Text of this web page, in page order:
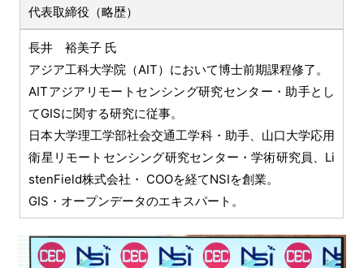
代表取締役（略歴）
長井 裕美子 氏
アジア工科大学院（AIT）において博士前期課程修了。
AITアジアリモートセンシング研究センター・助手とし
てGISに関する研究に従事。
日本大学理工学部社会交通工学科・助手、山口大学応用
衛星リモートセンシング研究センター・学術研究員、Li
stenField株式会社・ COOを経てNSIを創業。
GIS・オープンデータのエキスパート。